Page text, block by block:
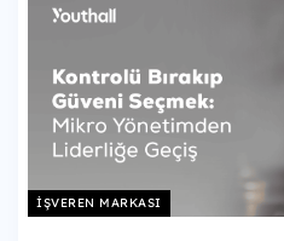
İŞVEREN MARKASI